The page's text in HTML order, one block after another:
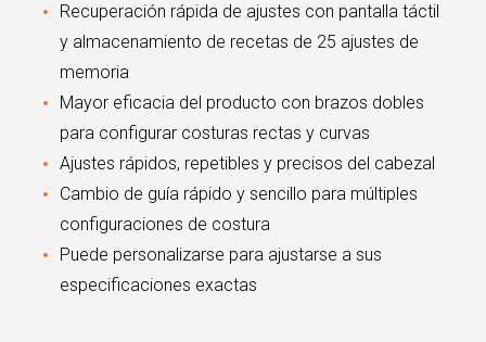
Recuperación rápida de ajustes con pantalla táctil
y almacenamiento de recetas de 25 ajustes de
memoria
Mayor eficacia del producto con brazos dobles
para configurar costuras rectas y curvas
Ajustes rápidos, repetibles y precisos del cabezal
Cambio de guía rápido y sencillo para múltiples
configuraciones de costura
Puede personalizarse para ajustarse a sus
especificaciones exactas